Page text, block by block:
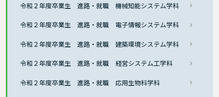
令和２年度卒業生 進路・就職 機械知能システム学科
令和２年度卒業生 進路・就職 電子情報システム学科
令和２年度卒業生 進路・就職 建築環境システム学科
令和２年度卒業生 進路・就職 経営システム工学科
令和２年度卒業生 進路・就職 応用生物科学科